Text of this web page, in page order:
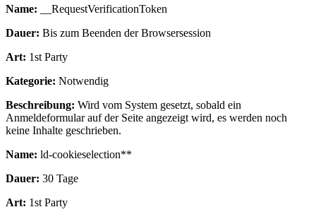
Name: __RequestVerificationToken
Dauer: Bis zum Beenden der Browsersession
Art: 1st Party
Kategorie: Notwendig
Beschreibung: Wird vom System gesetzt, sobald ein
Anmeldeformular auf der Seite angezeigt wird, es werden noch
keine Inhalte geschrieben.
Name: ld-cookieselection**
Dauer: 30 Tage
Art: 1st Party